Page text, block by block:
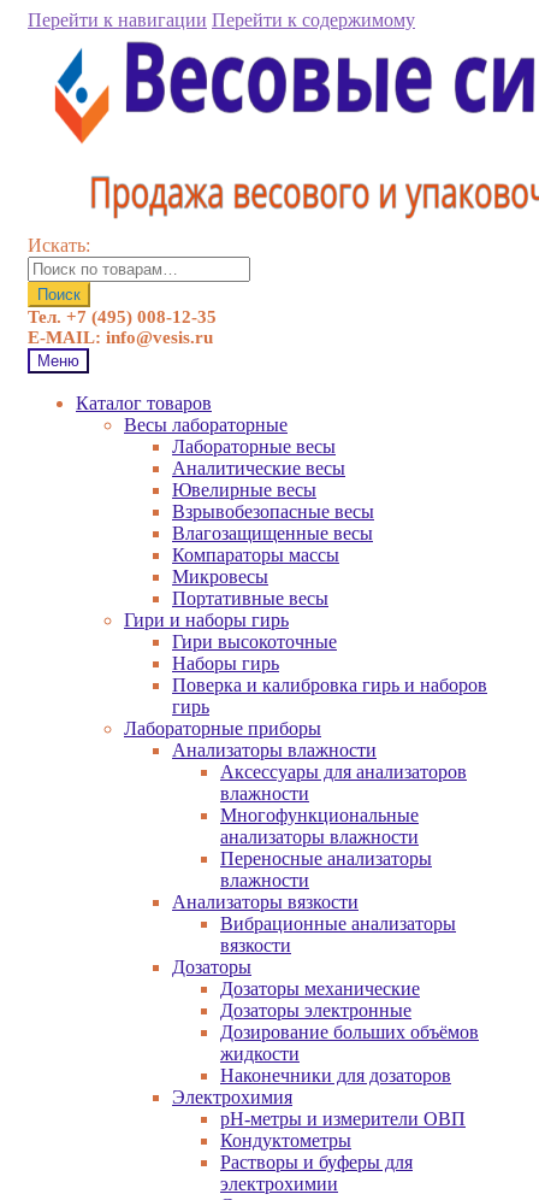
Перейти к навигации Перейти к содержимому
Искать:
Поиск
Тел. +7 (495) 008-12-35
E-MAIL: info@vesis.ru
Меню
Каталог товаров
Весы лабораторные
Лабораторные весы
Аналитические весы
Ювелирные весы
Взрывобезопасные весы
Влагозащищенные весы
Компараторы массы
Микровесы
Портативные весы
Гири и наборы гирь
Гири высокоточные
Наборы гирь
Поверка и калибровка гирь и наборов
гирь
Лабораторные приборы
Анализаторы влажности
Аксессуары для анализаторов
влажности
Многофункциональные
анализаторы влажности
Переносные анализаторы
влажности
Анализаторы вязкости
Вибрационные анализаторы
вязкости
Дозаторы
Дозаторы механические
Дозаторы электронные
Дозирование больших объёмов
жидкости
Наконечники для дозаторов
Электрохимия
pH-метры и измерители ОВП
Кондуктометры
Растворы и буферы для
электрохимии